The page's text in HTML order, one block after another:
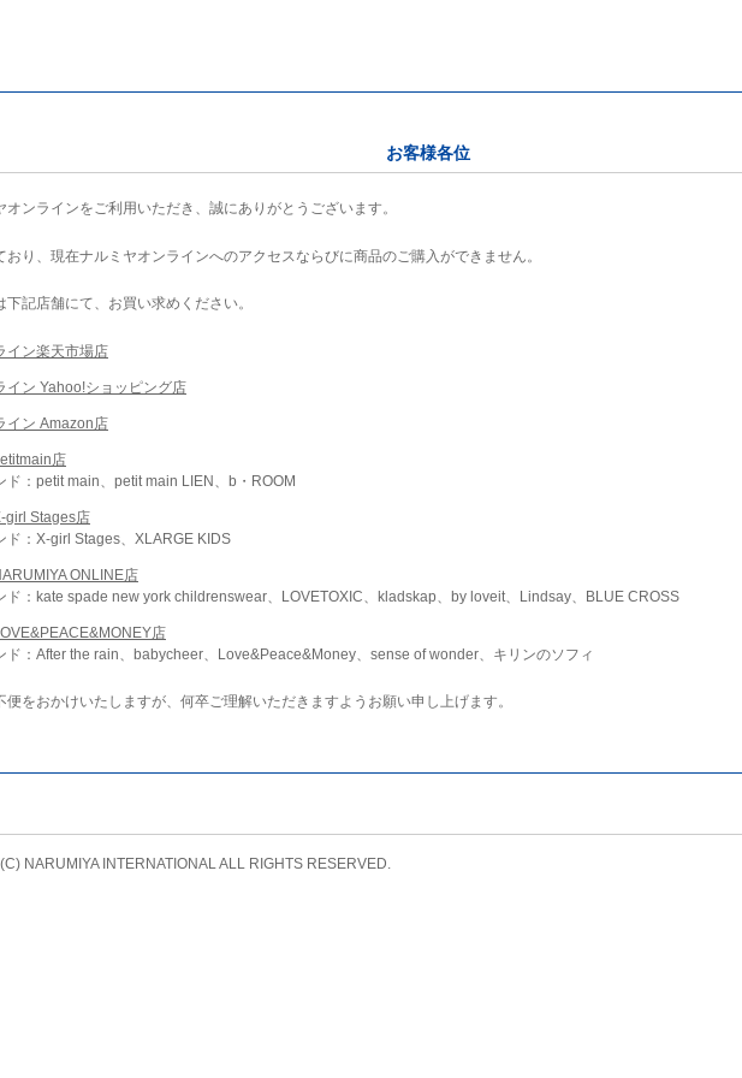
お客様各位
オンラインをご利用いただき、誠にありがとうございます。
おり、現在ナルミヤオンラインへのアクセスならびに商品のご購入ができません。
下記店舗にて、お買い求めください。
イン楽天市場店
イン Yahoo!ショッピング店
イン Amazon店
店
ド：petit main、petit main LIEN、b・ROOM
girl Stages店
ド：X-girl Stages、XLARGE KIDS
ONLINE店
ド：kate spade new york childrenswear、LOVETOXIC、kladskap、by loveit、Lindsay、BLUE CROSS
店
ド：After the rain、babycheer、Love&Peace&Money、sense of wonder、キリンのソフィ
便をおかけいたしますが、何卒ご理解いただきますようお願い申し上げます。